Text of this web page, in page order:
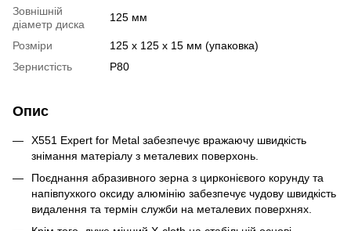
Зовнішній
діаметр диска
125 мм
Розміри
125 x 125 x 15 мм (упаковка)
Зернистість
Р80
Опис
X551 Expert for Metal забезпечує вражаючу швидкість
знімання матеріалу з металевих поверхонь.
Поєднання абразивного зерна з цирконієвого корунду та
напівпухкого оксиду алюмінію забезпечує чудову швидкість
видалення та термін служби на металевих поверхнях.